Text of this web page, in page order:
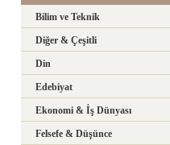
Bilim ve Teknik
Diğer & Çeşitli
Din
Edebiyat
Ekonomi & İş Dünyası
Felsefe & Düşünce